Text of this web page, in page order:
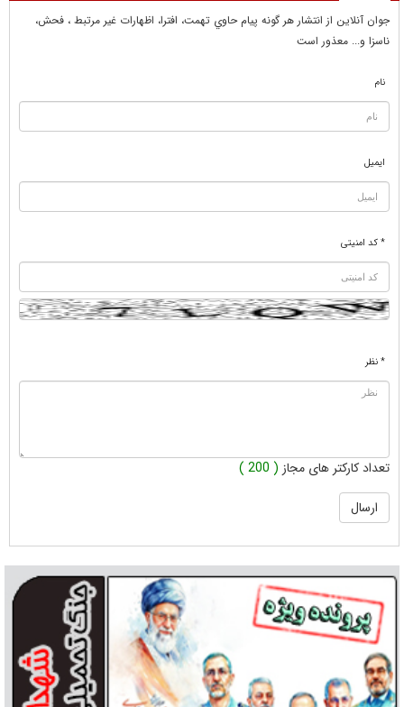
جوان آنلاين از انتشار هر گونه پيام حاوي تهمت، افترا، اظهارات غير مرتبط ، فحش،
ناسزا و... معذور است
نام
ایمیل
* کد امنیتی
* نظر
تعداد کارکتر های مجاز ( 200 )